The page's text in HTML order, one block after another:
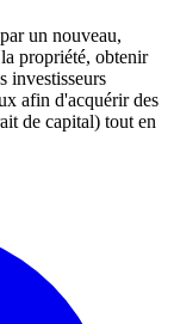
un nouveau,
propriété, obtenir
investisseurs
afin d'acquérir des
de capital) tout en